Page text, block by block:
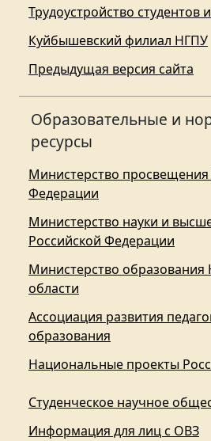
Трудоустройство студентов
Куйбышевский филиал НГПУ
Предыдущая версия сайта
Образовательные и
ресурсы
Министерство просвещения
Федерации
Министерство науки и
Российской Федерации
Министерство образования
области
Ассоциация развития
образования
Национальные проекты
Студенческое научное
Информация для лиц с ОВЗ